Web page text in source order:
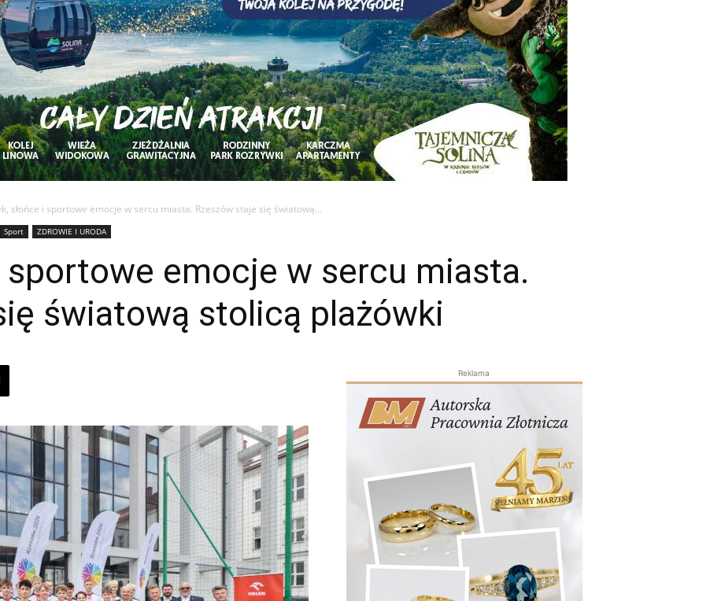
słońce i sportowe emocje w sercu miasta. Rzeszów staje się światową...
Sport ZDROWIE I URODA
sportowe emocje w sercu miasta.
światową stolicą plażówki
Reklama